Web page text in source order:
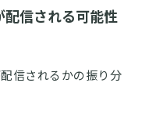
配信される可能性
信されるかの振り分